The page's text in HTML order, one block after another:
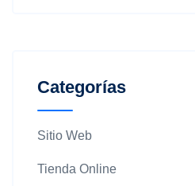
Categorías
Sitio Web
Tienda Online